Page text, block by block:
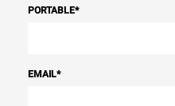
PORTABLE*
EMAIL*